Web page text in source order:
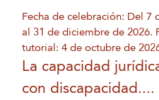
Fecha de celebración: Del 7
al 31 de diciembre de 2026.
tutorial: 4 de octubre de
La capacidad
con discapacidad....